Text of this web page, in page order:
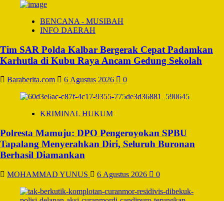
BENCANA - MUSIBAH
INFO DAERAH
Tim SAR Polda Kalbar Bergerak Cepat Padamkan
Karhutla di Kubu Raya Ancam Gedung Sekolah
Baraberita.com 6 Agustus 2026 0
KRIMINAL HUKUM
Polresta Mamuju: DPO Pengeroyokan SPBU
Tapalang Menyerahkan Diri, Seluruh Buronan
Berhasil Diamankan
MOHAMMAD YUNUS 6 Agustus 2026 0